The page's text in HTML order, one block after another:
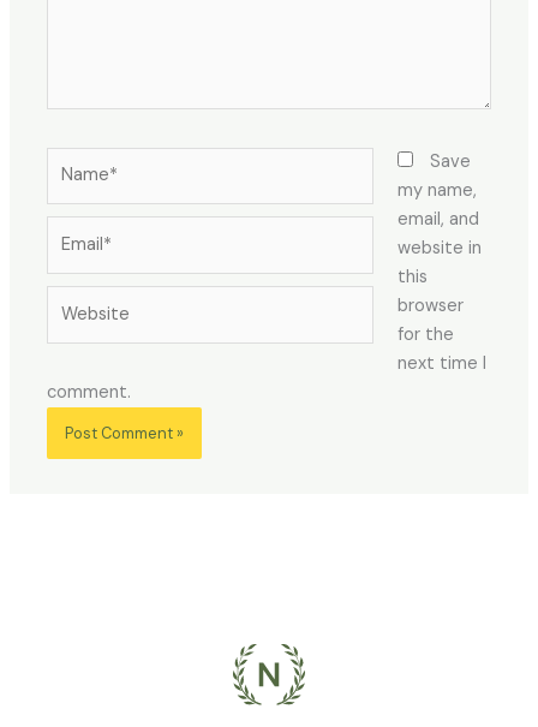
Save
my name,
email, and
website in
this
browser
for the
next time I
comment.